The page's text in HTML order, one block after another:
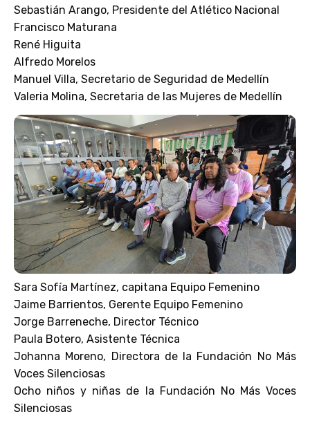
Sebastián Arango, Presidente del Atlético Nacional
Francisco Maturana
René Higuita
Alfredo Morelos
Manuel Villa, Secretario de Seguridad de Medellín
Valeria Molina, Secretaria de las Mujeres de Medellín
Sara Sofía Martínez, capitana Equipo Femenino
Jaime Barrientos, Gerente Equipo Femenino
Jorge Barreneche, Director Técnico
Paula Botero, Asistente Técnica
Johanna Moreno, Directora de la Fundación No Más
Voces Silenciosas
Ocho niños y niñas de la Fundación No Más Voces
Silenciosas